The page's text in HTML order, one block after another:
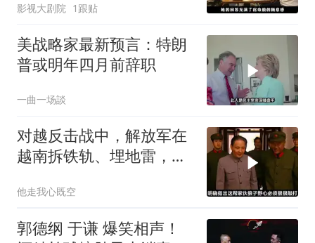
影视大剧院 1跟贴
美战略家最新预言：特朗
普或明年四月前辞职
一曲一场談
对越反击战中，解放军在
越南拆铁轨、埋地雷，是
他走我心既空
郭德纲 于谦 爆笑相声！